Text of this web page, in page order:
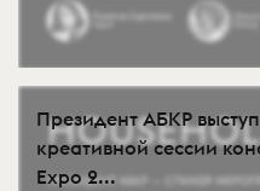
Президент АБКР
креативной сессии
Expo 2...